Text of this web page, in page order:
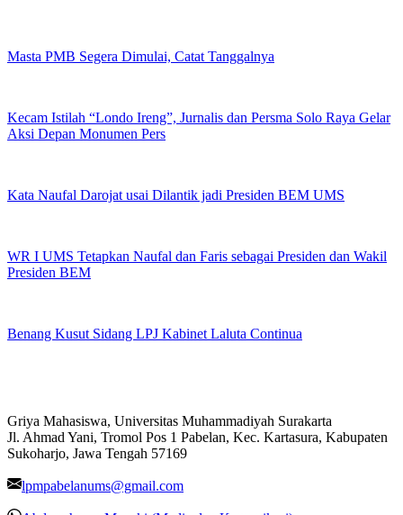
Masta PMB Segera Dimulai, Catat Tanggalnya
Kecam Istilah “Londo Ireng”, Jurnalis dan Persma Solo Raya Gelar
Aksi Depan Monumen Pers
Kata Naufal Darojat usai Dilantik jadi Presiden BEM UMS
WR I UMS Tetapkan Naufal dan Faris sebagai Presiden dan Wakil
Presiden BEM
Benang Kusut Sidang LPJ Kabinet Laluta Continua
Griya Mahasiswa, Universitas Muhammadiyah Surakarta
Jl. Ahmad Yani, Tromol Pos 1 Pabelan, Kec. Kartasura, Kabupaten
Sukoharjo, Jawa Tengah 57169
lpmpabelanums@gmail.com